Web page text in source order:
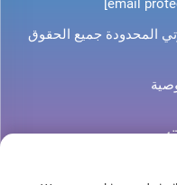
المحدودة جميع الحقوق
الأسبوعية